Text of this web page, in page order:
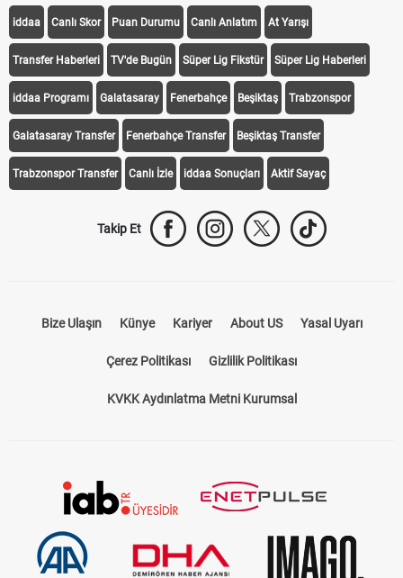
iddaa Canlı Skor Puan Durumu Canlı Anlatım At Yarışı
Transfer Haberleri TV'de Bugün Süper Lig Fikstür Süper Lig Haberleri
iddaa Programı Galatasaray Fenerbahçe Beşiktaş Trabzonspor
Galatasaray Transfer Fenerbahçe Transfer Beşiktaş Transfer
Trabzonspor Transfer Canlı İzle iddaa Sonuçları Aktif Sayaç
Takip Et
Bize Ulaşın Künye Kariyer About US Yasal Uyarı
Çerez Politikası Gizlilik Politikası
KVKK Aydınlatma Metni Kurumsal